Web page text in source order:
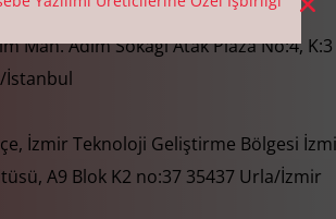
Mah. Adım Sokağı Atak Plaza No:4,
İstanbul
İzmir Teknoloji Geliştirme Bölgesi
A9 Blok K2 no:37 35437 Urla/İzmir